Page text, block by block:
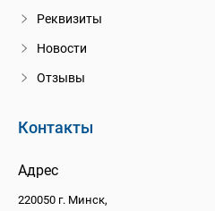
Реквизиты
Новости
Отзывы
Контакты
Адрес
220050 г. Минск,